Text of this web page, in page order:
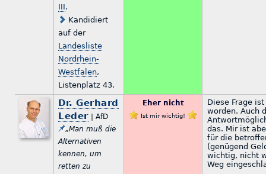
III.
Kandidiert
auf der
Landesliste
Nordrhein-
Westfalen,
Listenplatz 43.
Dr. Gerhard
Leder| AfD
„Man muß die
Alternativen
kennen, um
retten zu
Eher nicht
Ist mir wichtig!
Diese Frage
worden. Auch
das. Mir ist
für die
(genügend
wichtig, nicht
Weg